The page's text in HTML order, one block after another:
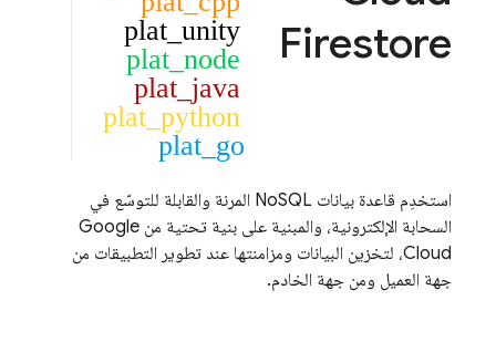
Firestore
plat_unity
plat_node
plat_java
plat_python
plat_go
استخدِم قاعدة بيانات NoSQL المرنة والقابلة للتوسّع في
السحابة الإلكترونية، والمبنية على بنية تحتية من Google
Cloud، لتخزين البيانات ومزامنتها عند تطوير التطبيقات من
جهة العميل ومن جهة الخادم.